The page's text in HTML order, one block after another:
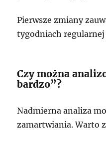
Pierwsze zmiany
tygodniach
Czy można
bardzo”?
Nadmierna analiza
zamartwiania. Warto